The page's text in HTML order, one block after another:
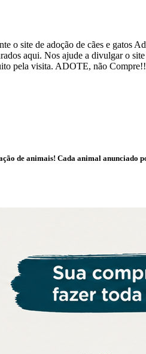
o site de adoção de cães e gatos
aqui. Nos ajude a divulgar o
pela visita. ADOTE, não Compre!!
de animais! Cada animal anunciado